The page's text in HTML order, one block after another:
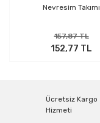
Nevresim Takımı
157,87 TL
152,77 TL
Ücretsiz Kargo
Hizmeti